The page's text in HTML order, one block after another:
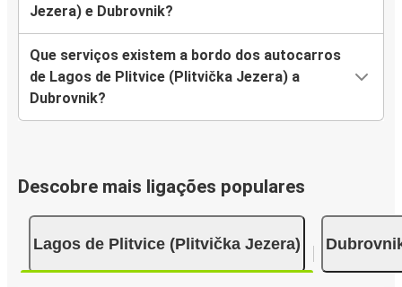
Jezera) e Dubrovnik?
Que serviços existem a bordo dos autocarros
de Lagos de Plitvice (Plitvička Jezera) a
Dubrovnik?
Descobre mais ligações populares
Lagos de Plitvice (Plitvička Jezera)